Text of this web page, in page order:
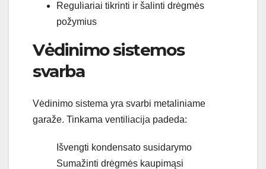
Reguliariai tikrinti ir šalinti drėgmės
požymius
Vėdinimo sistemos
svarba
Vėdinimo sistema yra svarbi metaliniame
garaže. Tinkama ventiliacija padeda:
Išvengti kondensato susidarymo
Sumažinti drėgmės kaupimąsi